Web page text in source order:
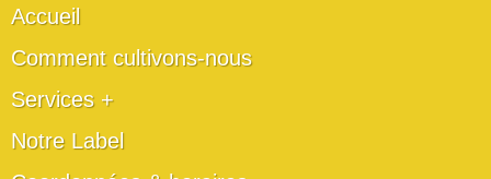
Accueil
Comment cultivons-nous
Services +
Notre Label